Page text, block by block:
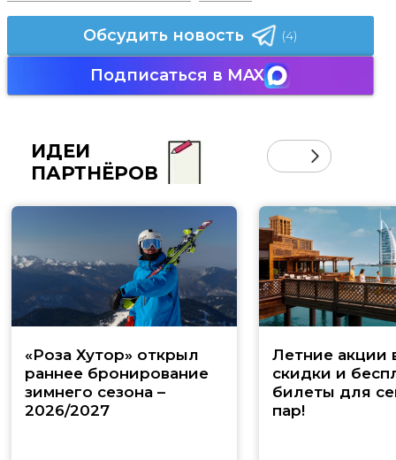
Обсудить новость (4)
Подписаться в MAX
ИДЕИ
ПАРТНЁРОВ
«Роза Хутор» открыл
раннее бронирование
зимнего сезона –
2026/2027
Летние акции
скидки и
билеты для
пар!